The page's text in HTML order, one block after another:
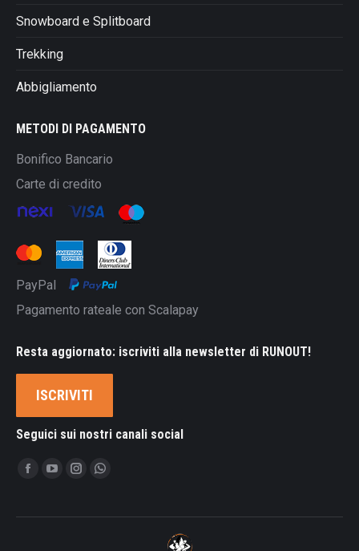
Snowboard e Splitboard
Trekking
Abbigliamento
METODI DI PAGAMENTO
Bonifico Bancario
Carte di credito
PayPal
Pagamento rateale con Scalapay
Resta aggiornato: iscriviti alla newsletter di RUNOUT!
ISCRIVITI
Seguici sui nostri canali social
Ci puoi trovare su:
Facebook
opens
YouTube
opens
Instagram
opens
Whatsapp
opens